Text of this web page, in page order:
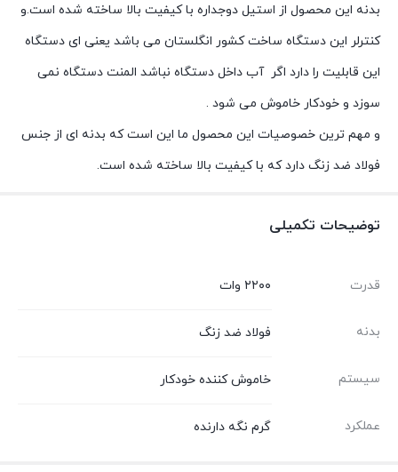
بدنه این محصول از استیل دوجداره با کیفیت بالا ساخته شده است.و
کنترلر این دستگاه ساخت کشور انگلستان می باشد یعنی ای دستگاه
این قابلیت را دارد اگر آب داخل دستگاه نباشد المنت دستگاه نمی
سوزد و خودکار خاموش می شود .
و مهم ترین خصوصیات این محصول ما این است که بدنه ای از جنس
فولاد ضد زنگ دارد که با کیفیت بالا ساخته شده است.
توضیحات تکمیلی
قدرت ۲۲۰۰ وات
بدنه فولاد ضد زنگ
سیستم خاموش کننده خودکار
عملکرد گرم نگه دارنده